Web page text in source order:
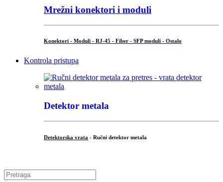
Mrežni konektori i moduli
Konektori - Moduli - RJ-45 - Fiber - SFP moduli - Ostalo
Kontrola pristupa
Detektor metala
Detektorska vrata - Ručni detektor metala
Search